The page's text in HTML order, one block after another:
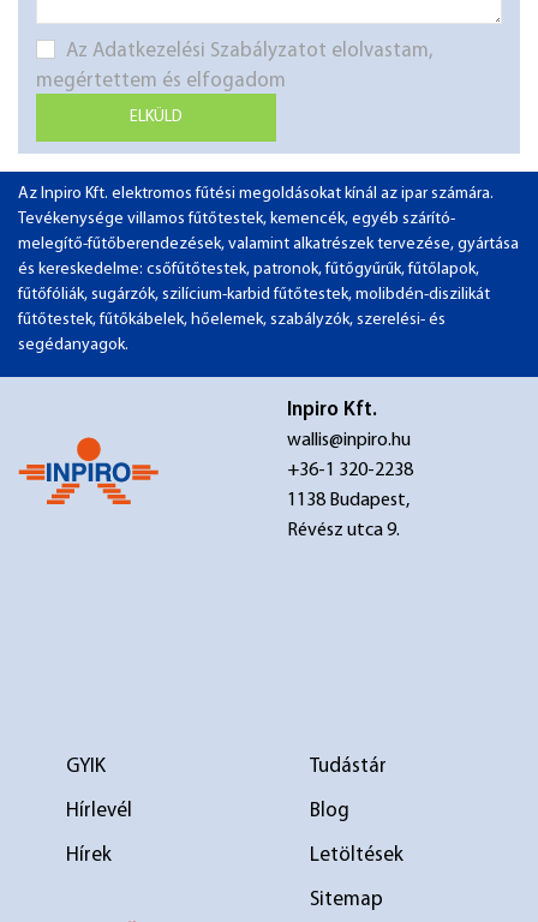
Az Adatkezelési Szabályzatot elolvastam,
megértettem és elfogadom
ELKÜLD
Az Inpiro Kft. elektromos fűtési megoldásokat kínál az ipar számára.
Tevékenysége villamos fűtőtestek, kemencék, egyéb szárító-
melegítő-fűtőberendezések, valamint alkatrészek tervezése, gyártása
és kereskedelme: csőfűtőtestek, patronok, fűtőgyűrűk, fűtőlapok,
fűtőfóliák, sugárzók, szilícium-karbid fűtőtestek, molibdén-diszilikát
fűtőtestek, fűtőkábelek, hőelemek, szabályzók, szerelési- és
segédanyagok.
Inpiro Kft.
wallis@inpiro.hu
+36-1 320-2238
1138 Budapest,
Révész utca 9.
GYIK
Hírlevél
Hírek
elválasztó 2
Tudástár
Blog
Letöltések
Sitemap